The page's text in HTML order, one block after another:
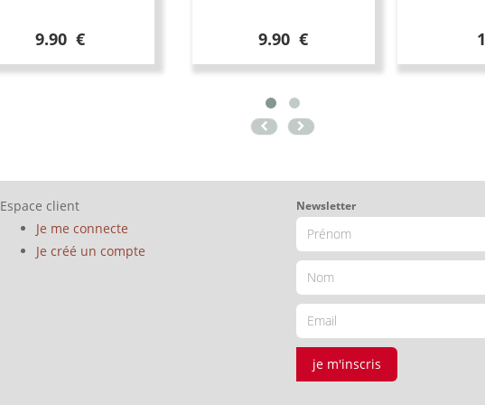
9.90 € 9.90 €
Espace client
Je me connecte
Je créé un compte
Newsletter
je m'inscris